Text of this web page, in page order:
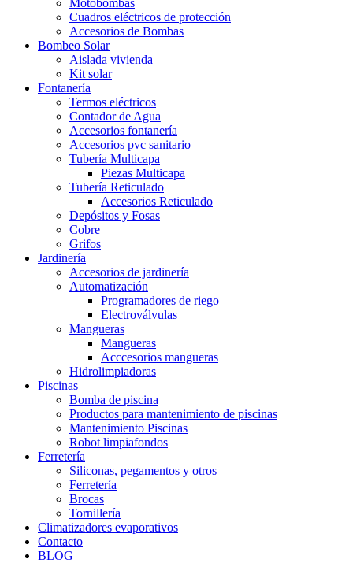
Cuadros eléctricos de protección
Accesorios de Bombas
Bombeo Solar
Aislada vivienda
Kit solar
Fontanería
Termos eléctricos
Contador de Agua
Accesorios fontanería
Accesorios pvc sanitario
Tubería Multicapa
Piezas Multicapa
Tubería Reticulado
Accesorios Reticulado
Depósitos y Fosas
Cobre
Grifos
Jardinería
Accesorios de jardinería
Automatización
Programadores de riego
Electroválvulas
Mangueras
Mangueras
Acccesorios mangueras
Hidrolimpiadoras
Piscinas
Bomba de piscina
Productos para mantenimiento de piscinas
Mantenimiento Piscinas
Robot limpiafondos
Ferretería
Siliconas, pegamentos y otros
Ferretería
Brocas
Tornillería
Climatizadores evaporativos
Contacto
BLOG